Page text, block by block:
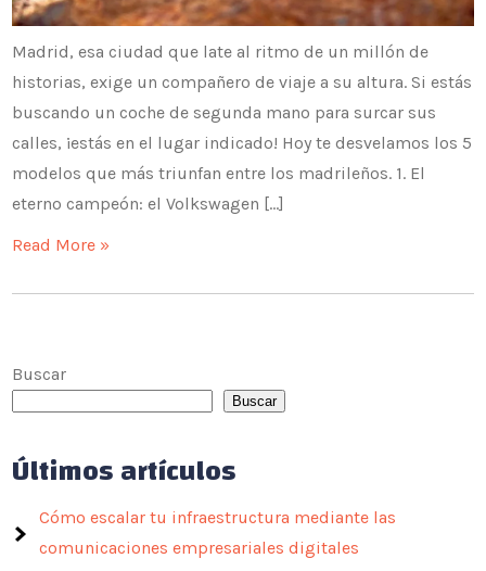
Madrid, esa ciudad que late al ritmo de un millón de
historias, exige un compañero de viaje a su altura. Si estás
buscando un coche de segunda mano para surcar sus
calles, ¡estás en el lugar indicado! Hoy te desvelamos los 5
modelos que más triunfan entre los madrileños. 1. El
eterno campeón: el Volkswagen […]
Read More »
Buscar
Buscar
Últimos artículos
Cómo escalar tu infraestructura mediante las
comunicaciones empresariales digitales